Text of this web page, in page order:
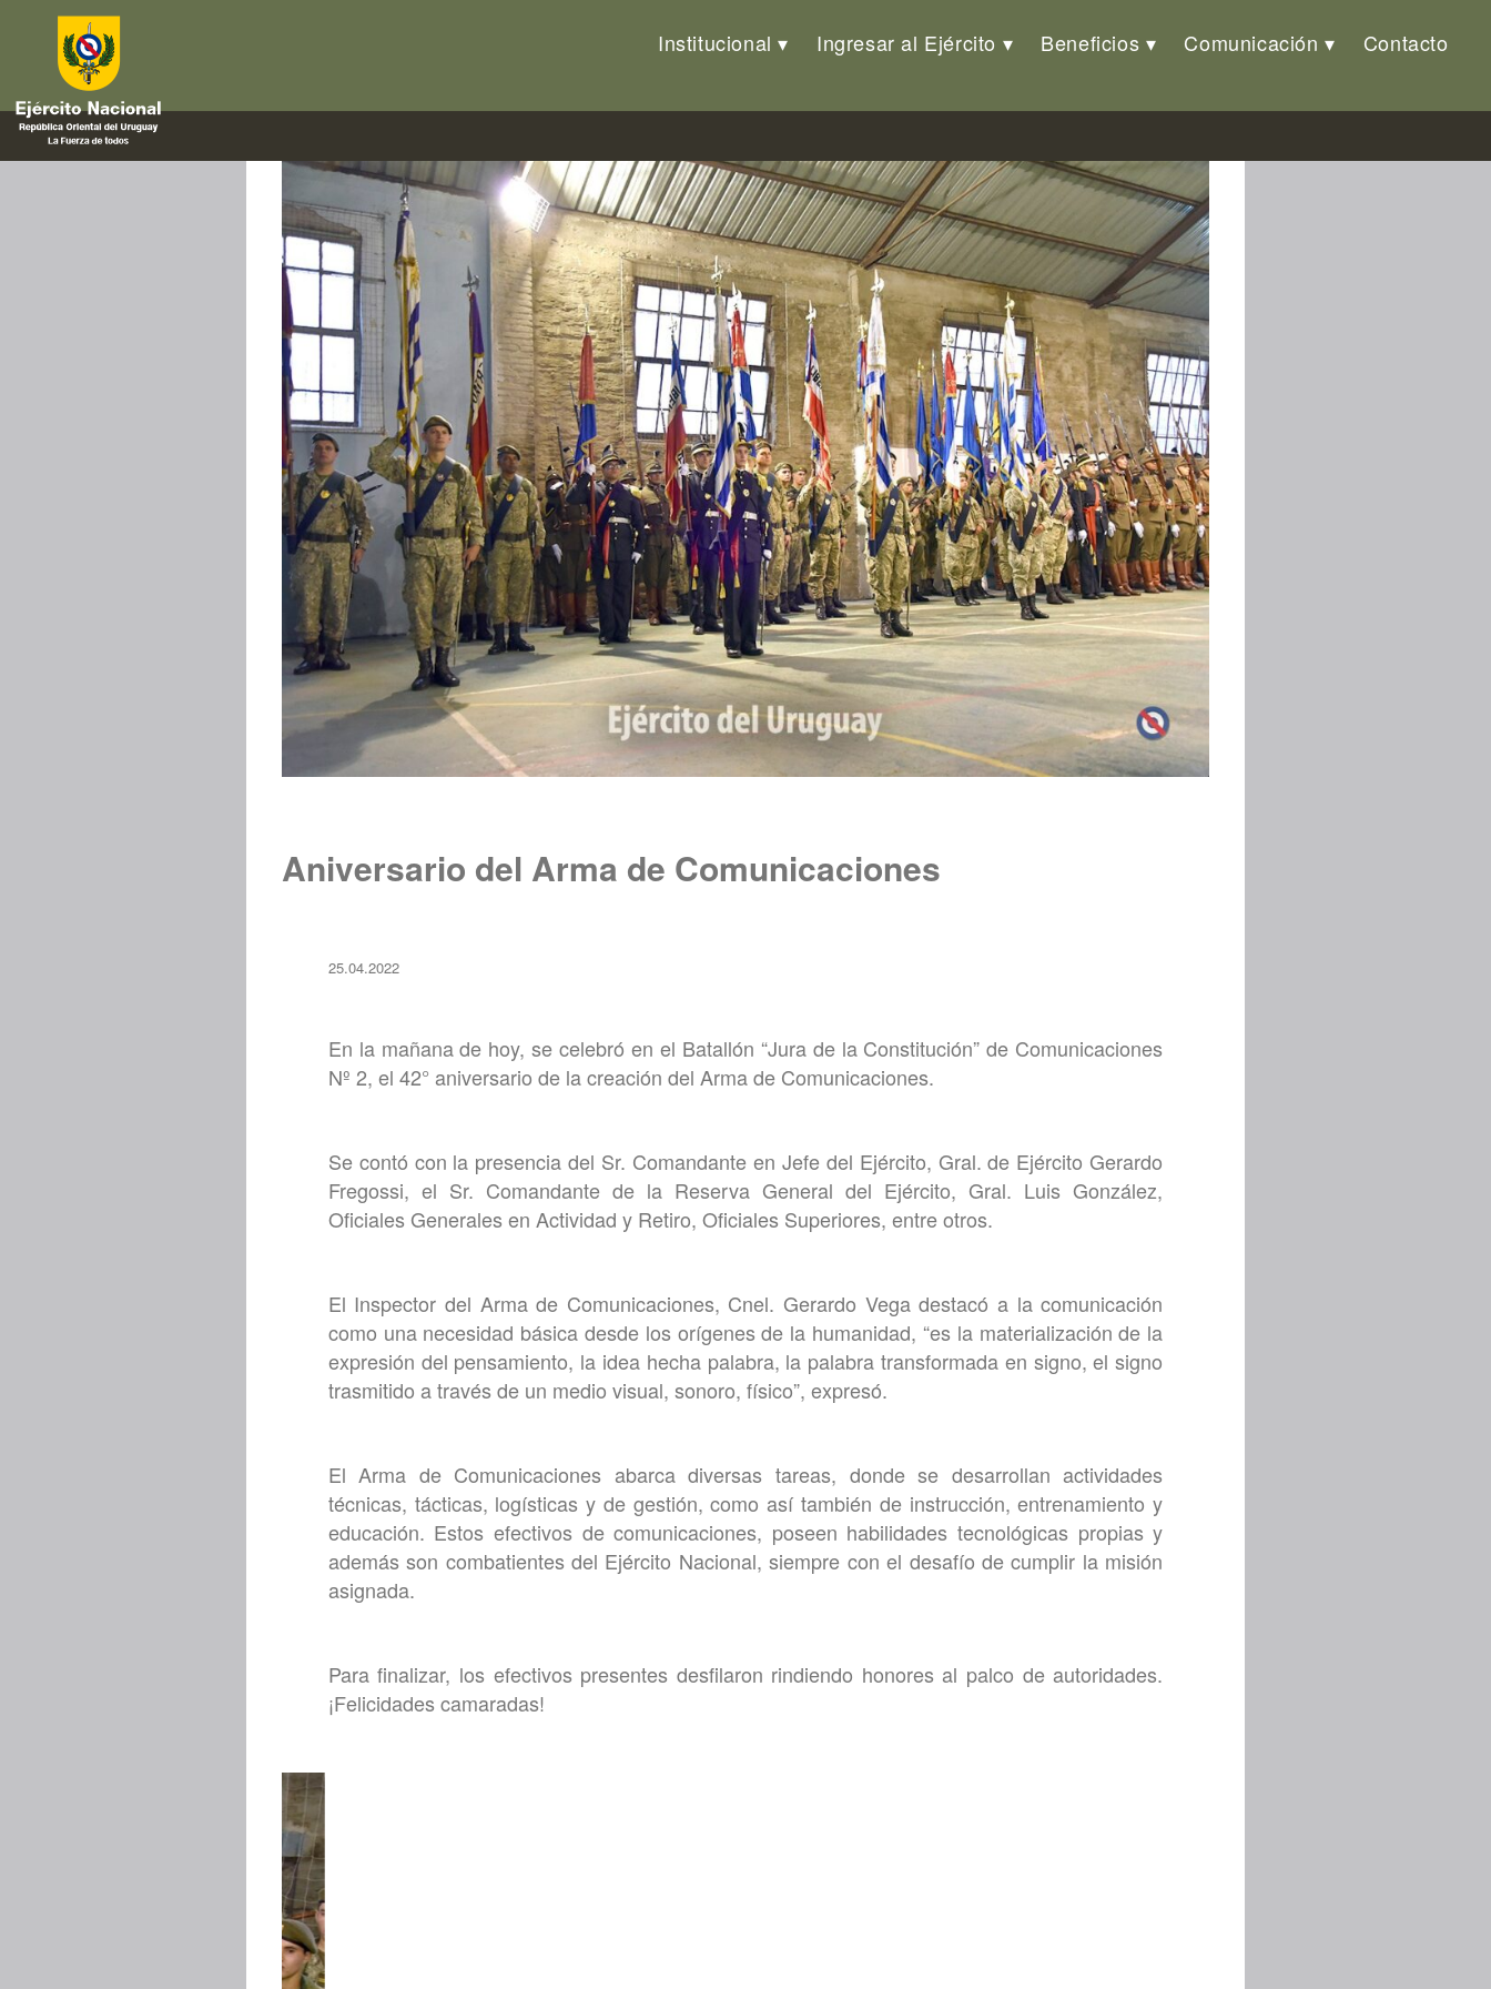
Institucional Ingresar al Ejército Beneficios Comunicación Contacto
Aniversario del Arma de Comunicaciones
25.04.2022
En la mañana de hoy, se celebró en el Batallón “Jura de la Constitución” de Comunicaciones
Nº 2, el 42° aniversario de la creación del Arma de Comunicaciones.
Se contó con la presencia del Sr. Comandante en Jefe del Ejército, Gral. de Ejército Gerardo
Fregossi, el Sr. Comandante de la Reserva General del Ejército, Gral. Luis González,
Oficiales Generales en Actividad y Retiro, Oficiales Superiores, entre otros.
El Inspector del Arma de Comunicaciones, Cnel. Gerardo Vega destacó a la comunicación
como una necesidad básica desde los orígenes de la humanidad, “es la materialización de la
expresión del pensamiento, la idea hecha palabra, la palabra transformada en signo, el signo
trasmitido a través de un medio visual, sonoro, físico”, expresó.
El Arma de Comunicaciones abarca diversas tareas, donde se desarrollan actividades
técnicas, tácticas, logísticas y de gestión, como así también de instrucción, entrenamiento y
educación. Estos efectivos de comunicaciones, poseen habilidades tecnológicas propias y
además son combatientes del Ejército Nacional, siempre con el desafío de cumplir la misión
asignada.
Para finalizar, los efectivos presentes desfilaron rindiendo honores al palco de autoridades.
¡Felicidades camaradas!